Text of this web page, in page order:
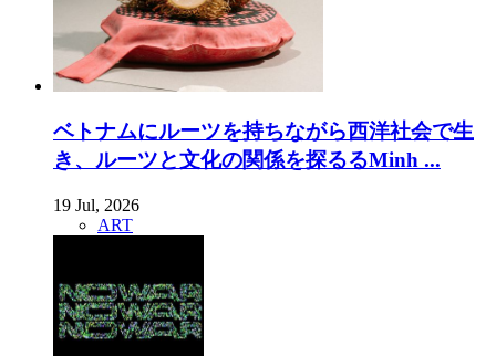
ベトナムにルーツを持ちながら西洋社会で生
き、ルーツと文化の関係を探るるMinh ...
19 Jul, 2026
ART